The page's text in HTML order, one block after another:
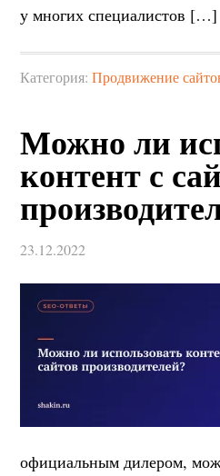
у многих специалистов […]
Категория:Продвижение
Можно ли
контент с
23.12.2022
официальным дилером,